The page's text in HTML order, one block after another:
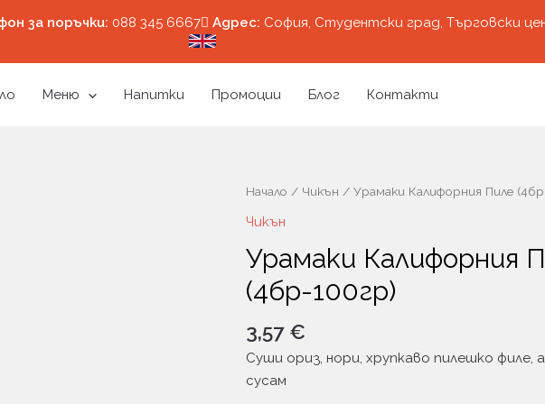
за поръчки: 088 345 6667 Aдрес: София, Студентски град, Търговски
Меню Напитки Промоции Блог Контакти
Начало / Чикън / Урамаки Калифорния Пиле
Чикън
Урамаки Калифорния
(4бр-100гр)
3,57 €
Суши ориз, нори, хрупкаво пилешко филе,
сусам